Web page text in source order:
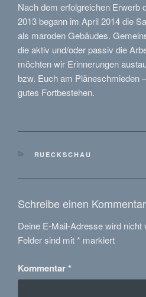
Nach dem erfolgreichen Erwerb
2013 begann im April 2014 die
als maroden Gebäudes.
die aktiv und/oder passiv die
möchten wir Erinnerungen
bzw. Euch am Pläneschmieden
gutes Fortbestehen.
KATEGORIEN
RUECKSCHAU
Schreibe einen Kommentar
Deine E-Mail-Adresse wird nicht
Felder sind mit* markiert
Kommentar*